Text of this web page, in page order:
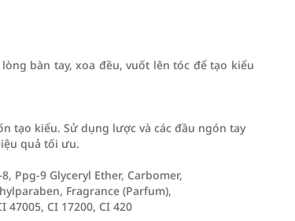
lòng bàn tay, xoa đều, vuốt lên tóc để tạo kiểu
tạo kiểu. Sử dụng lược và các đầu ngón tay
quả tối ưu.
Ppg-9 Glyceryl Ether, Carbomer,
Fragrance (Parfum),
CI 17200, CI 420